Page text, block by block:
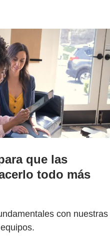
que las
todo más
con nuestras